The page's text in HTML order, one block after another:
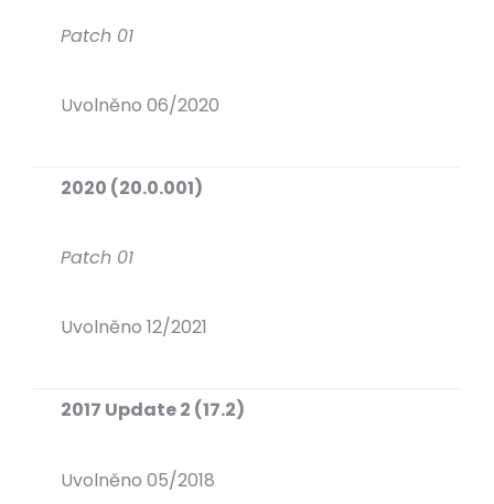
Patch 01
Uvolněno 06/2020
2020 (20.0.001)
Patch 01
Uvolněno 12/2021
2017 Update 2 (17.2)
Uvolněno 05/2018